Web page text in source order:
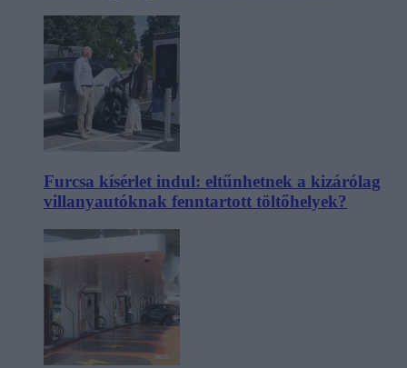
Furcsa kísérlet indul: eltűnhetnek a kizárólag
villanyautóknak fenntartott töltőhelyek?